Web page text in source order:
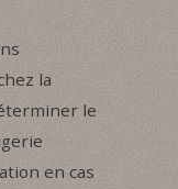
la
le
en cas